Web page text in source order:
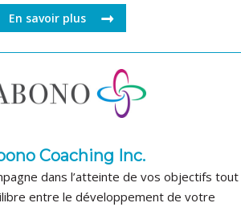
En savoir plus
Coaching Inc.
dans l’atteinte de vos objectifs tout
entre le développement de votre